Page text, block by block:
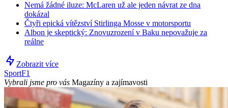
Nemá žádné iluze: McLaren už ale jeden návrat ze dna
dokázal
Čtyři epická vítězství Stirlinga Mosse v motorsportu
Albon je skeptický: Znovuzrození v Baku nepovažuje za
reálne
Zobrazit více
SportF1
Vybrali jsme pro vás Magazíny a zajímavosti